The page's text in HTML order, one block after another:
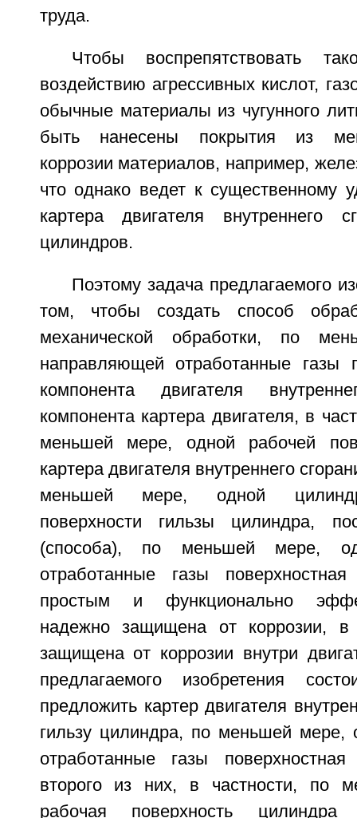
труда.
Чтобы воспрепятствовать
воздействию агрессивных кислот,
обычные материалы из чугунного
быть нанесены покрытия из
коррозии материалов, например,
что однако ведет к существенному
картера двигателя внутреннего
цилиндров.
Поэтому задача предлагаемого
том, чтобы создать способ
механической обработки, по
направляющей отработанные газы
компонента двигателя
компонента картера двигателя, в
меньшей мере, одной рабочей
картера двигателя внутреннего
меньшей мере, одной
поверхности гильзы цилиндра,
(способа), по меньшей мере,
отработанные газы
простым и функционально
надежно защищена от коррозии, в
защищена от коррозии внутри
предлагаемого изобретения
предложить картер двигателя
гильзу цилиндра, по меньшей мере,
отработанные газы
второго из них, в частности, по
рабочая поверхность